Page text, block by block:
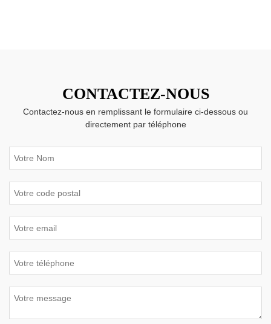
CONTACTEZ-NOUS
Contactez-nous en remplissant le formulaire ci-dessous ou
directement par téléphone